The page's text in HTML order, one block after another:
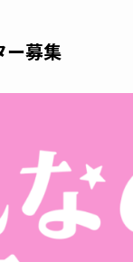
ー募集